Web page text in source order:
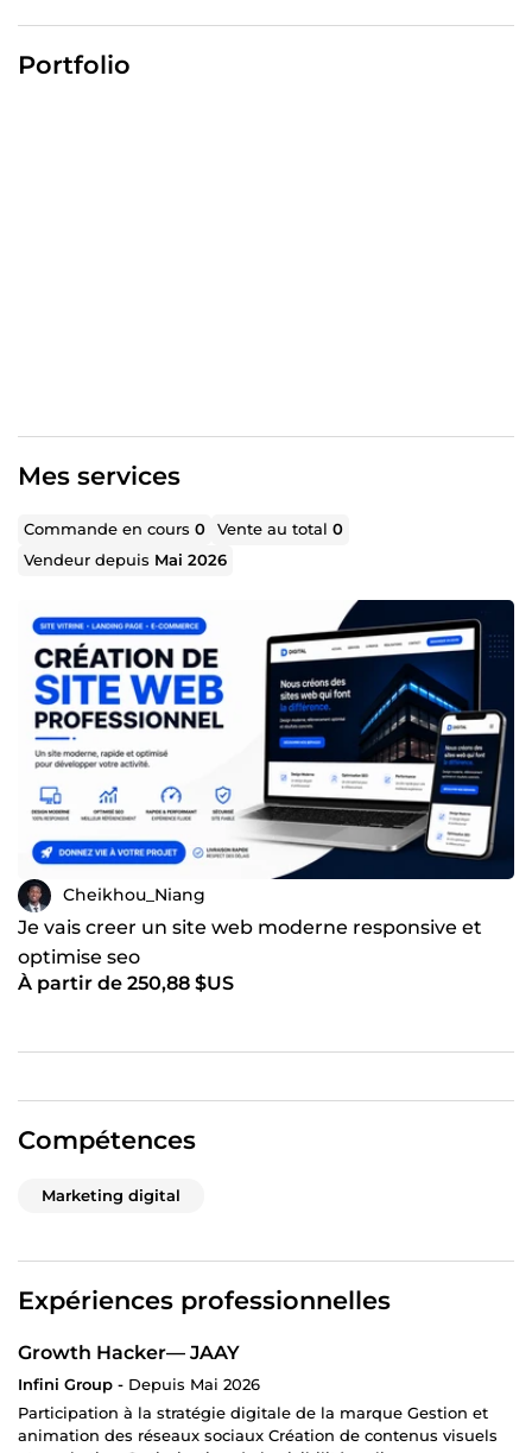
efficaces.
Portfolio
Mes services
Commande en cours0 Vente au total0
Vendeur depuis Mai 2026
Cheikhou_Niang
Je vais creer un site web moderne responsive et
optimise seo
À partir de 250,88 $US
Compétences
Marketing digital
Expériences professionnelles
Growth Hacker— JAAY
Infini Group - Depuis Mai 2026
Participation à la stratégie digitale de la marque Gestion et
animation des réseaux sociaux Création de contenus visuels